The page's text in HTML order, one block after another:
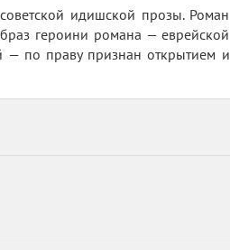
идишской прозы. Роман
героини романа — еврейской
— по праву признан открытием и